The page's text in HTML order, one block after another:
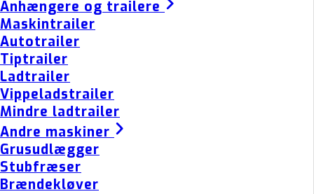
Anhængere og trailere
Maskintrailer
Autotrailer
Tiptrailer
Ladtrailer
Vippeladstrailer
Mindre ladtrailer
Andre maskiner
Grusudlægger
Stubfræser
Brændekløver